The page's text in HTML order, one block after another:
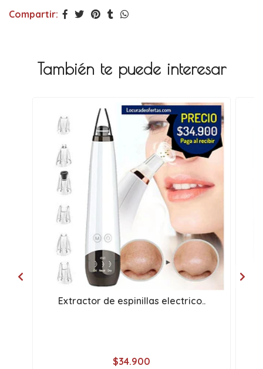
Compartir:
También te puede interesar
Extractor de espinillas electrico..
$34.900